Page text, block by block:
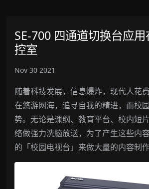
SE-700 四通道切换台应
控室
Nov 30 2021
随着科技发展，信息爆炸，现代人花
在悠游网海，追寻自我的精进，而校
势。无论是课纲、教育平台、校内短
络做强力洗脑放送，为了产生这些内
的「校园电视台」来做大量的内容制作